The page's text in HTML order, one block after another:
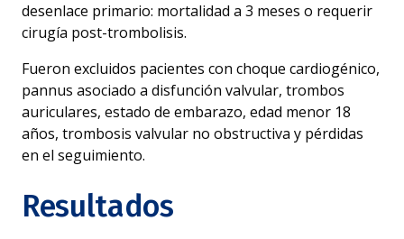
desenlace primario: mortalidad a 3 meses o requerir
cirugía post-trombolisis.
Fueron excluidos pacientes con choque cardiogénico,
pannus asociado a disfunción valvular, trombos
auriculares, estado de embarazo, edad menor 18
años, trombosis valvular no obstructiva y pérdidas
en el seguimiento.
Resultados